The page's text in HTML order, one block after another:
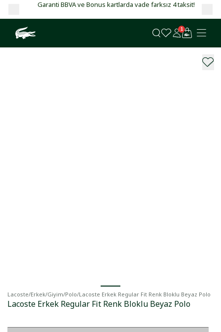
Garanti BBVA ve Bonus kartlarda vade farksız 4 taksit!
1
Lacoste/Erkek/Giyim/Polo/Lacoste Erkek Regular Fit Renk Bloklu Beyaz Polo
Lacoste Erkek Regular Fit Renk Bloklu Beyaz Polo